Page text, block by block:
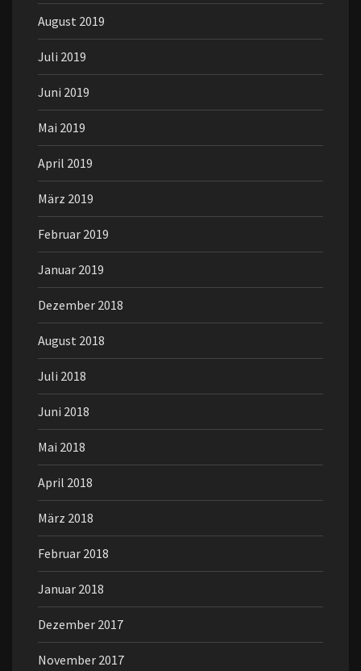
August 2019
Juli 2019
Juni 2019
Mai 2019
April 2019
März 2019
Februar 2019
Januar 2019
Dezember 2018
August 2018
Juli 2018
Juni 2018
Mai 2018
April 2018
März 2018
Februar 2018
Januar 2018
Dezember 2017
November 2017